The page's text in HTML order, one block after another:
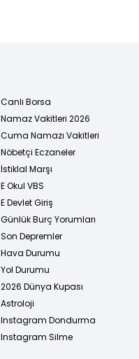
Canlı Borsa
Namaz Vakitleri 2026
Cuma Namazı Vakitleri
Nöbetçi Eczaneler
İstiklal Marşı
E Okul VBS
E Devlet Giriş
Günlük Burç Yorumları
Son Depremler
Hava Durumu
Yol Durumu
2026 Dünya Kupası
Astroloji
Instagram Dondurma
Instagram Silme